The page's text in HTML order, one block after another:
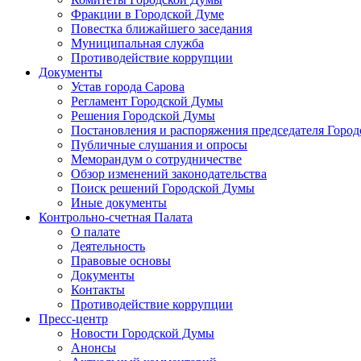
Фракции в Городской Думе
Повестка ближайшего заседания
Муниципальная служба
Противодействие коррупции
Документы
Устав города Сарова
Регламент Городской Думы
Решения Городской Думы
Постановления и распоряжения председателя
Публичные слушания и опросы
Меморандум о сотрудничестве
Обзор изменений законодательства
Поиск решений Городской Думы
Иные документы
Контрольно-счетная Палата
О палате
Деятельность
Правовые основы
Документы
Контакты
Противодействие коррупции
Пресс-центр
Новости Городской Думы
Анонсы